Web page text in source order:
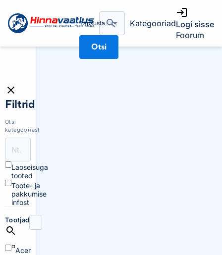
Täpsusta
Otsi
KategooriadLogi sisse
Foorum
Filtrid
Otsi
kategooriast
Laoseisuga
tooted
Toote- ja
pakkumise
infost
Tootjad
Acer